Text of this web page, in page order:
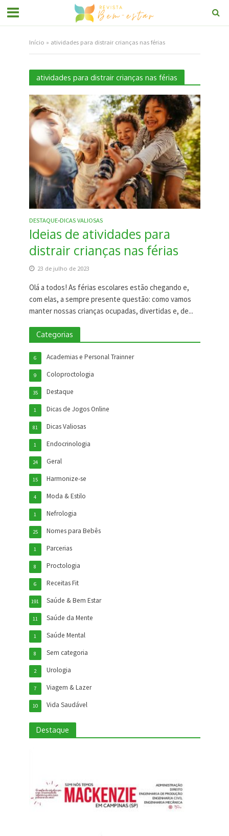
Início » atividades para distrair crianças nas férias
atividades para distrair crianças nas férias
DESTAQUE•DICAS VALIOSAS
Ideias de atividades para
distrair crianças nas férias
23 de julho de 2023
Olá a todos! As férias escolares estão chegando e,
com elas, a sempre presente questão: como vamos
manter nossas crianças ocupadas, divertidas e, de...
Categorias
Academias e Personal Trainner
6
Coloproctologia
9
Destaque
35
Dicas de Jogos Online
1
Dicas Valiosas
81
Endocrinologia
1
Geral
24
Harmonize-se
15
Moda & Estilo
4
Nefrologia
1
Nomes para Bebês
25
Parcerias
1
Proctologia
8
Receitas Fit
6
Saúde & Bem Estar
191
Saúde da Mente
11
Saúde Mental
1
Sem categoria
8
Urologia
2
Viagem & Lazer
7
Vida Saudável
10
Destaque